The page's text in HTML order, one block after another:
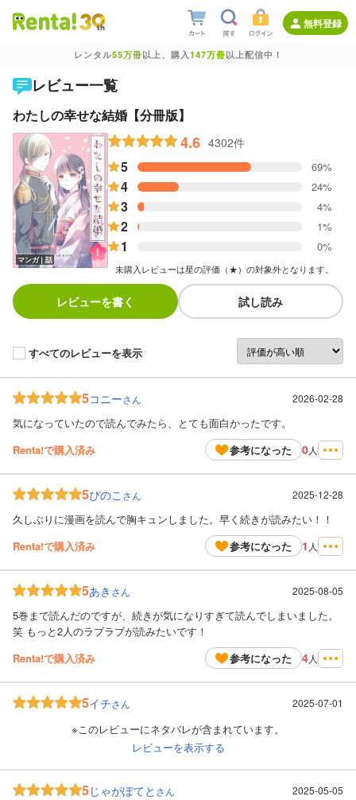
無料登録
レンタル55万冊以上、購入147万冊以上配信中！
レビュー一覧
わたしの幸せな結婚【分冊版】
マンガ｜話
4.6 4302件
5 69%
4 24%
3 4%
2 1%
1 0%
未購入レビューは星の評価（★）の対象外となります。
レビューを書く 試し読み
すべてのレビューを表示
5コニーさん 2026-02-28
気になっていたので読んでみたら、とても面白かったです。
Renta!で購入済み
参考になった 0人
5ぴのこ さん 2025-12-28
久しぶりに漫画を読んで胸キュンしました。早く続きが読みたい！！
Renta!で購入済み
参考になった 1 人
5あき さん 2025-08-05
5巻まで読んだのですが、続きが気になりすぎて読んでしまいました。
笑 もっと2人のラブラブが読みたいです！
Renta!で購入済み
参考になった 4人
5イチさん 2025-07-01
※このレビューにネタバレが含まれています。
レビューを表示する
5じゃがぽてと さん 2025-05-05